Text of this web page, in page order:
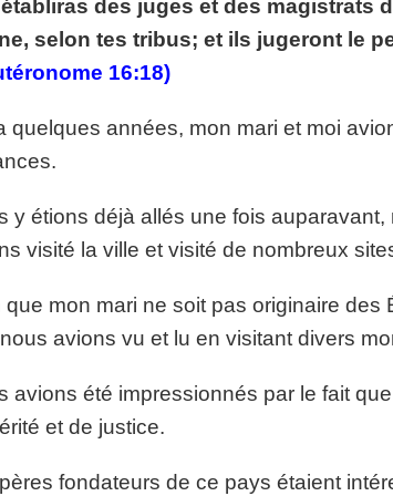
volume.
www.lafoiapostolique.org/wp-
lasse-rempli-de-tritesse.mp3
des juges et des magistrats
selon tes tribus; et ils jugeront le
16:18)
a quelques années, mon mari et moi
y étions déjà allés une fois
visité la ville et visité de nombreux
que mon mari ne soit pas originaire
avions vu et lu en visitant divers
avions été impressionnés par le fait
et de justice.
fondateurs de ce pays étaient